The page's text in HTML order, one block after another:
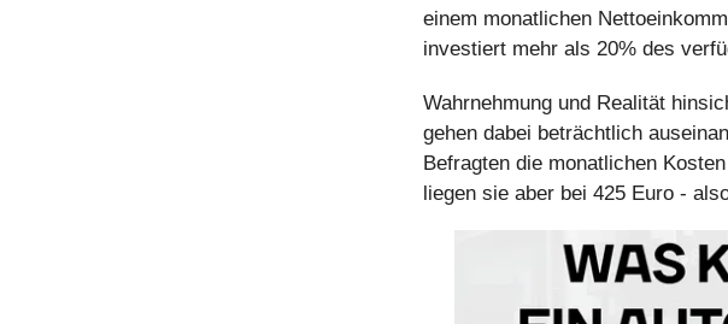
einem monatlichen
investiert mehr als 20% des
Wahrnehmung und Realität
gehen dabei beträchtlich
Befragten die monatlichen
liegen sie aber bei 425 Euro -